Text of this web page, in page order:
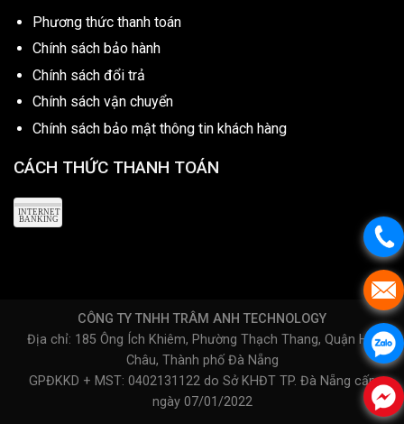
Phương thức thanh toán
Chính sách bảo hành
Chính sách đổi trả
Chính sách vận chuyển
Chính sách bảo mật thông tin khách hàng
CÁCH THỨC THANH TOÁN
CÔNG TY TNHH TRÂM ANH TECHNOLOGY
Địa chỉ: 185 Ông Ích Khiêm, Phường Thạch Thang, Quận Hải
Châu, Thành phố Đà Nẵng
GPĐKKD + MST: 0402131122 do Sở KHĐT TP. Đà Nẵng cấp
ngày 07/01/2022